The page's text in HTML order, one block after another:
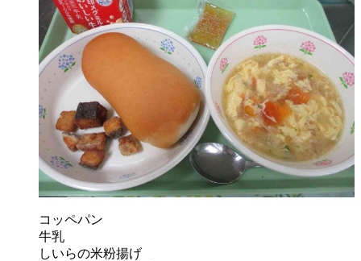
コッペパン
牛乳
しいらの米粉揚げ